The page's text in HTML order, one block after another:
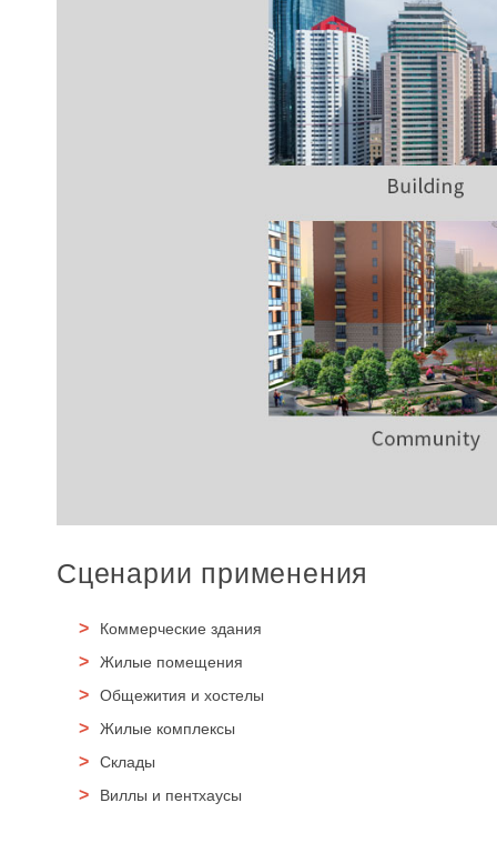
Сценарии применения
Коммерческие здания
Жилые помещения
Общежития и хостелы
Жилые комплексы
Склады
Виллы и пентхаусы